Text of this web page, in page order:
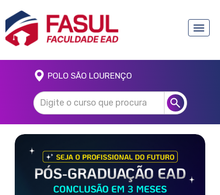
Toggle
POLO SÃO LOURENÇO